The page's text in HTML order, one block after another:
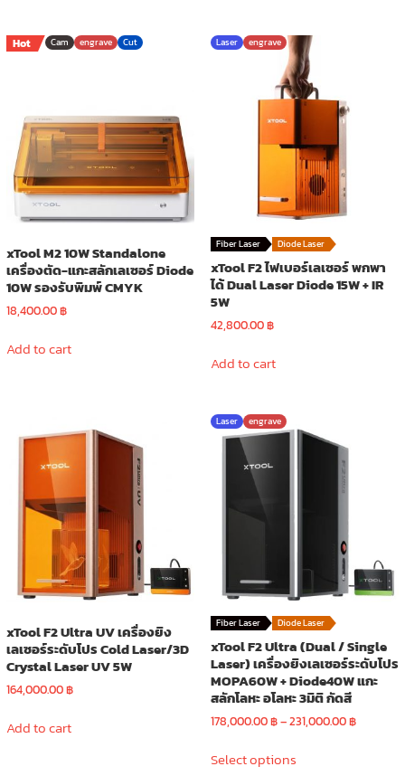
Hot Cam engrave Cut
xTool M2 10W Standalone
เครื่องตัด-แกะสลักเลเซอร์ Diode
10W รองรับพิมพ์ CMYK
18,400.00฿
Add to cart
Laser engrave
Fiber Laser Diode Laser
xTool F2 ไฟเบอร์เลเซอร์ พกพา
ได้ Dual Laser Diode 15W + IR
5W
42,800.00฿
Add to cart
xTool F2 Ultra UV เครื่องยิง
เลเซอร์ระดับโปร Cold Laser/3D
Crystal Laser UV 5W
164,000.00฿
Add to cart
Laser engrave
Fiber Laser Diode Laser
xTool F2 Ultra (Dual / Single
Laser) เครื่องยิงเลเซอร์ระดับโปร
MOPA60W + Diode40W แกะ
สลักโลหะ อโลหะ 3มิติ กัดสี
178,000.00฿–231,000.00฿Price
Select optionsproduct